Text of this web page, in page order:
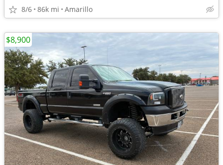
8/6 86k mi Amarillo
$8,900